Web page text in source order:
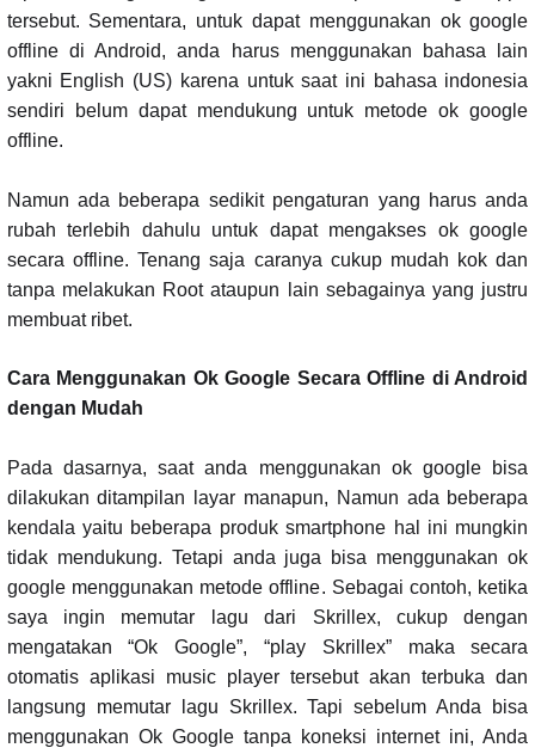
tersebut. Sementara, untuk dapat menggunakan ok google
offline di Android, anda harus menggunakan bahasa lain
yakni English (US) karena untuk saat ini bahasa indonesia
sendiri belum dapat mendukung untuk metode ok google
offline.
Namun ada beberapa sedikit pengaturan yang harus anda
rubah terlebih dahulu untuk dapat mengakses ok google
secara offline. Tenang saja caranya cukup mudah kok dan
tanpa melakukan Root ataupun lain sebagainya yang justru
membuat ribet.
Cara Menggunakan Ok Google Secara Offline di Android
dengan Mudah
Pada dasarnya, saat anda menggunakan ok google bisa
dilakukan ditampilan layar manapun, Namun ada beberapa
kendala yaitu beberapa produk smartphone hal ini mungkin
tidak mendukung. Tetapi anda juga bisa menggunakan ok
google menggunakan metode offline. Sebagai contoh, ketika
saya ingin memutar lagu dari Skrillex, cukup dengan
mengatakan “Ok Google”, “play Skrillex” maka secara
otomatis aplikasi music player tersebut akan terbuka dan
langsung memutar lagu Skrillex. Tapi sebelum Anda bisa
menggunakan Ok Google tanpa koneksi internet ini, Anda